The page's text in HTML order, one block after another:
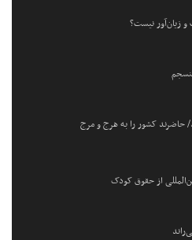
زیان‌آور نیست؟
حاضرند کشور را به هرج و مرج
از حقوق کودک